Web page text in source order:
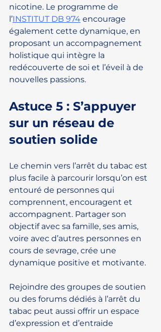
nicotine. Le programme de
l’INSTITUT DB 974 encourage
également cette dynamique, en
proposant un accompagnement
holistique qui intègre la
redécouverte de soi et l’éveil à de
nouvelles passions.
Astuce 5 : S’appuyer
sur un réseau de
soutien solide
Le chemin vers l’arrêt du tabac est
plus facile à parcourir lorsqu’on est
entouré de personnes qui
comprennent, encouragent et
accompagnent. Partager son
objectif avec sa famille, ses amis,
voire avec d’autres personnes en
cours de sevrage, crée une
dynamique positive et motivante.
Rejoindre des groupes de soutien
ou des forums dédiés à l’arrêt du
tabac peut aussi offrir un espace
d’expression et d’entraide